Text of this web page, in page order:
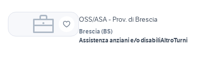
OSS/ASA - Prov. di Brescia
Brescia (BS)
Assistenza anziani e/o disabiliAltroTurni